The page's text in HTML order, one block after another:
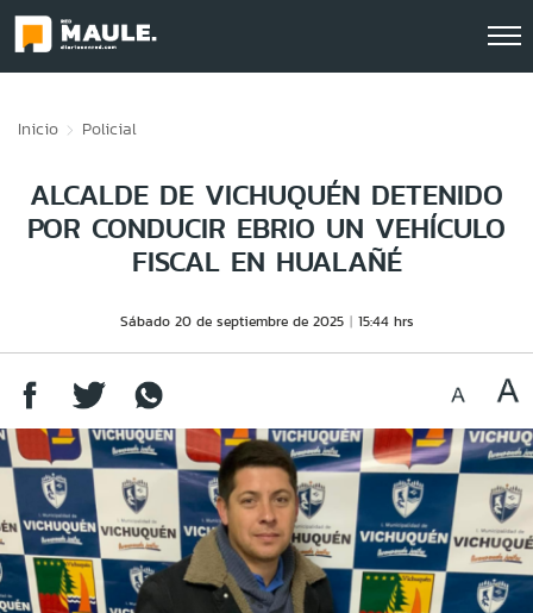
Inicio Policial
ALCALDE DE VICHUQUÉN DETENIDO
POR CONDUCIR EBRIO UN VEHÍCULO
FISCAL EN HUALAÑÉ
Sábado 20 de septiembre de 2025 15:44 hrs